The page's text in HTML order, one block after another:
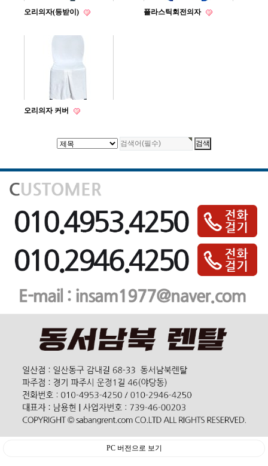
오리의자(등받이) 플라스틱회전의자
오리의자 커버
PC 버전으로 보기